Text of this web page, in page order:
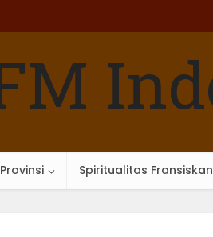
Spiritualitas Fransiskan